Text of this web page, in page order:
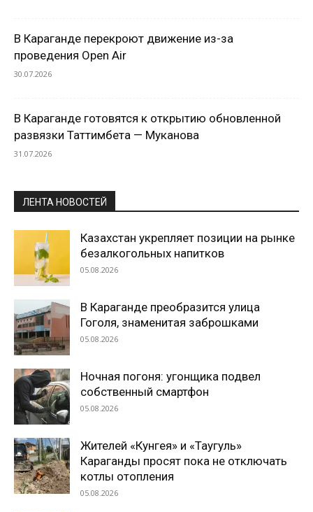
В Караганде перекроют движение из-за
проведения Open Air
30.07.2026
В Караганде готовятся к открытию обновленной
развязки Таттимбета — Муканова
31.07.2026
ЛЕНТА НОВОСТЕЙ
Казахстан укрепляет позиции на рынке
безалкогольных напитков
05.08.2026
В Караганде преобразится улица
Гоголя, знаменитая заброшками
05.08.2026
Ночная погоня: угонщика подвел
собственный смартфон
05.08.2026
Жителей «Кунгея» и «Таугуль»
Караганды просят пока не отключать
котлы отопления
05.08.2026